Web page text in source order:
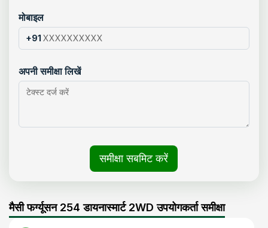
मोबाइल
+91
अपनी समीक्षा लिखें
समीक्षा सबमिट करें
मैसी फर्ग्यूसन 254 डायनास्मार्ट 2WD उपयोगकर्ता समीक्षा